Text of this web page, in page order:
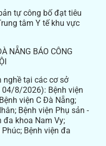
tự công bố đạt tiêu
tâm Y tế khu vực
NẴNG BÁO CÔNG
nghề tại các cơ sở
04/8/2026): Bệnh viện
viện C Đà Nẵng;
Bệnh viện Phụ sản -
đa khoa Nam Vy;
Bệnh viện đa